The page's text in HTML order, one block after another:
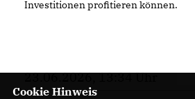
Investitionen profitieren können.
23.06.2026, 13:34 Uhr
Cookie Hinweis